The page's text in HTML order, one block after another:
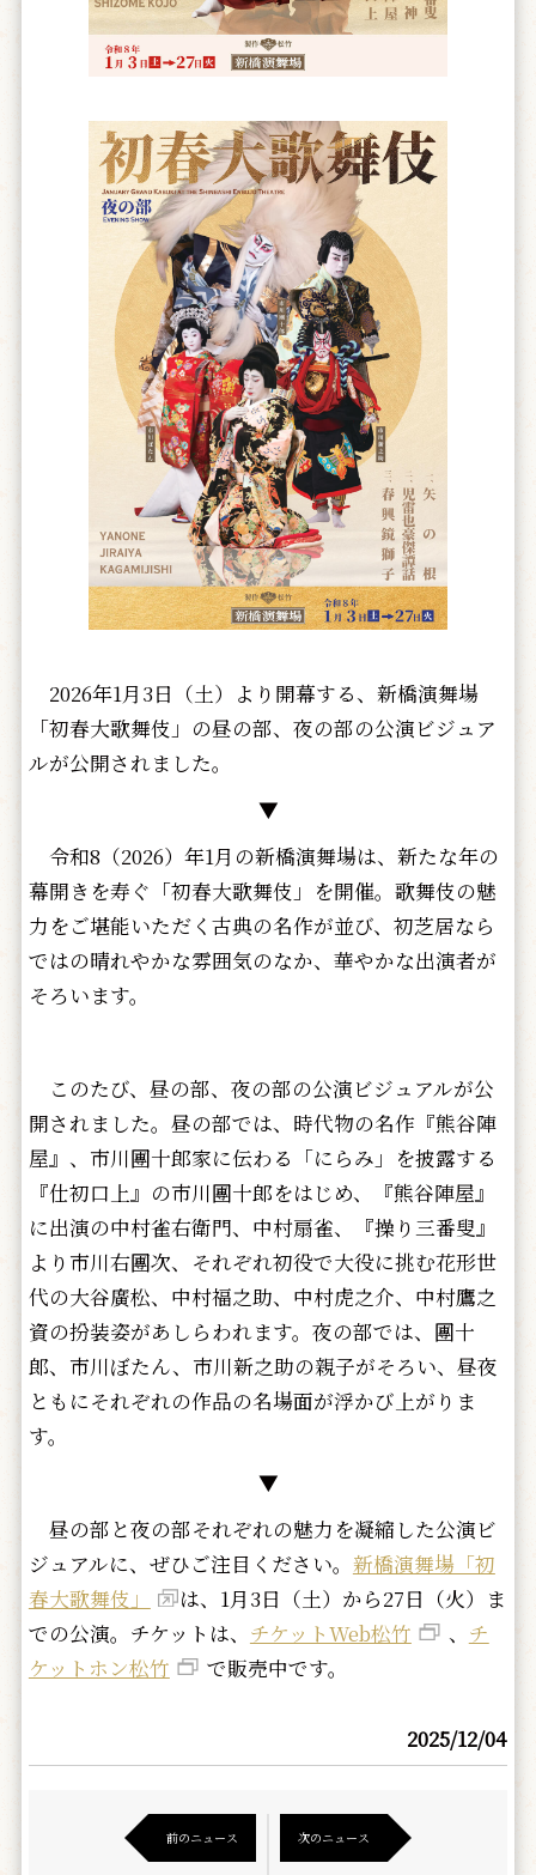
2026年1月3日（土）より開幕する、新橋演舞場
「初春大歌舞伎」の昼の部、夜の部の公演ビジュア
ルが公開されました。
▼
令和8（2026）年1月の新橋演舞場は、新たな年の
幕開きを寿ぐ「初春大歌舞伎」を開催。歌舞伎の魅
力をご堪能いただく古典の名作が並び、初芝居なら
ではの晴れやかな雰囲気のなか、華やかな出演者が
そろいます。
このたび、昼の部、夜の部の公演ビジュアルが公
開されました。昼の部では、時代物の名作『熊谷陣
屋』、市川團十郎家に伝わる「にらみ」を披露する
『仕初口上』の市川團十郎をはじめ、『熊谷陣屋』
に出演の中村雀右衛門、中村扇雀、『操り三番叟』
より市川右團次、それぞれ初役で大役に挑む花形世
代の大谷廣松、中村福之助、中村虎之介、中村鷹之
資の扮装姿があしらわれます。夜の部では、團十
郎、市川ぼたん、市川新之助の親子がそろい、昼夜
ともにそれぞれの作品の名場面が浮かび上がりま
す。
▼
昼の部と夜の部それぞれの魅力を凝縮した公演ビ
ジュアルに、ぜひご注目ください。 新橋演舞場「初
春大歌舞伎」
は、1月3日（土）から27日（火）ま
での公演。チケットは、 チケットWeb松竹 、 チ
ケットホン松竹
で販売中です。
2025/12/04
前のニュース 次のニュース